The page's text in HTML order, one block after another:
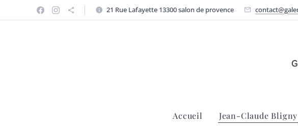
21 Rue Lafayette 13300 salon de provence
Accueil Jean-Claude Bligny